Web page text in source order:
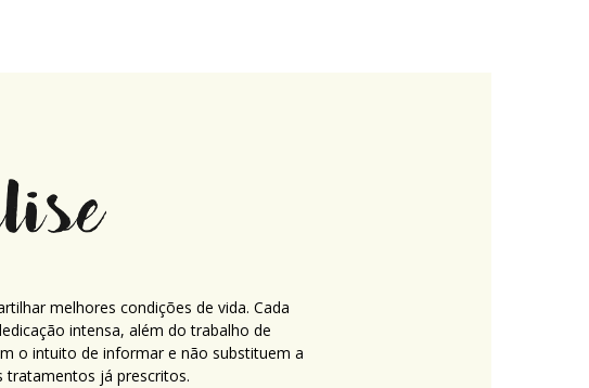
melhores condições de vida. Cada
intensa, além do trabalho de
o intuito de informar e não substituem a
tratamentos já prescritos.